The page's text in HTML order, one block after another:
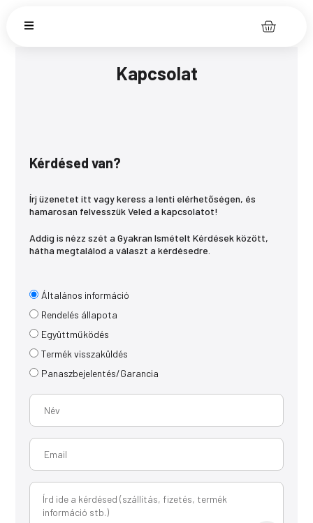
Kapcsolat
Kérdésed van?
Írj üzenetet itt vagy keress a lenti elérhetőségen, és
hamarosan felvesszük Veled a kapcsolatot!
Addig is nézz szét aGyakran Ismételt Kérdések között,
hátha megtalálod a választ a kérdésedre.
Általános információ
Rendelés állapota
Együttműködés
Termék visszaküldés
Panaszbejelentés/Garancia